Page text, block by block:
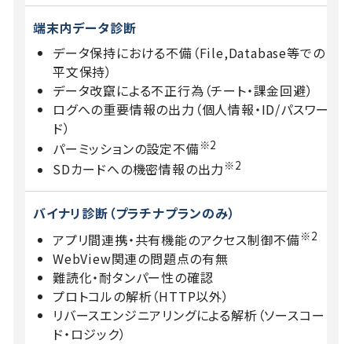
端末内データ診断
データ保持における不備（File,Database等での
平文保持）
データ改竄による不正行為（チート・課金回避）
ログへの重要情報の出力（個人情報・ID/パスワー
ド）
パーミッションの設定不備※2
SDカードへの機密情報の出力 ※2
バイナリ診断 （プラチナプランのみ）
アプリ間連携・共有機能のアクセス制御不備※2
WebView関連の問題点の有無
難読化・耐タンパー性の確認
プロトコルの解析（HTTP以外）
リバースエンジニアリングによる解析（ソースコー
ド・ロジック）